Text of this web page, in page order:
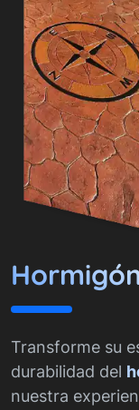
Transforme su
durabilidad del
nuestra